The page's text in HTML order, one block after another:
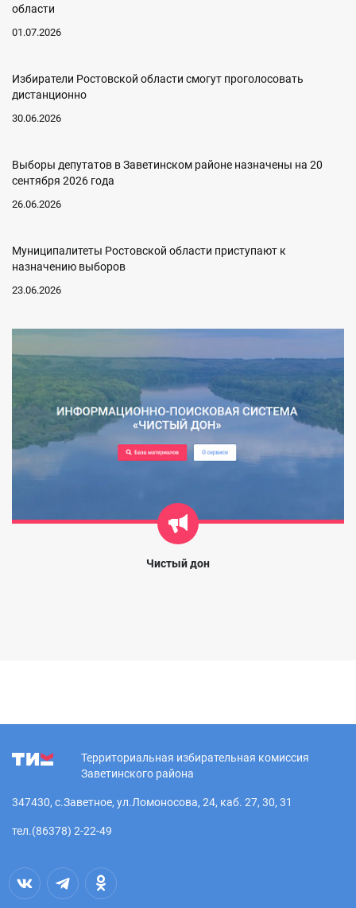
области
01.07.2026
Избиратели Ростовской области смогут проголосовать
дистанционно
30.06.2026
Выборы депутатов в Заветинском районе назначены на 20
сентября 2026 года
26.06.2026
Муниципалитеты Ростовской области приступают к
назначению выборов
23.06.2026
Чистый дон
Территориальная избирательная комиссия
Заветинского района
347430, с.Заветное, ул.Ломоносова, 24, каб. 27, 30, 31
тел.(86378) 2-22-49